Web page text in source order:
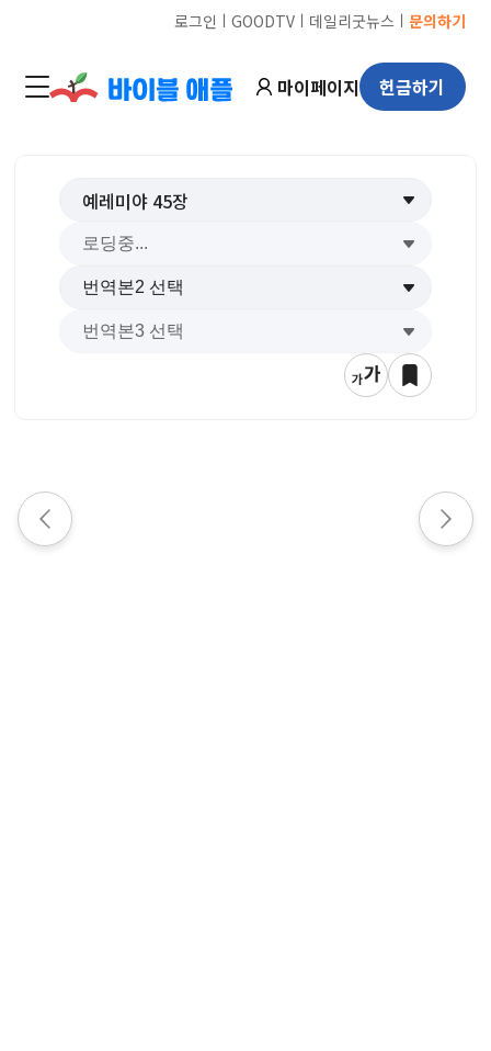
로그인 ㅣ GOODTVㅣ 데일리굿뉴스 ㅣ 문의하기
마이페이지 헌금하기
예레미야 45장